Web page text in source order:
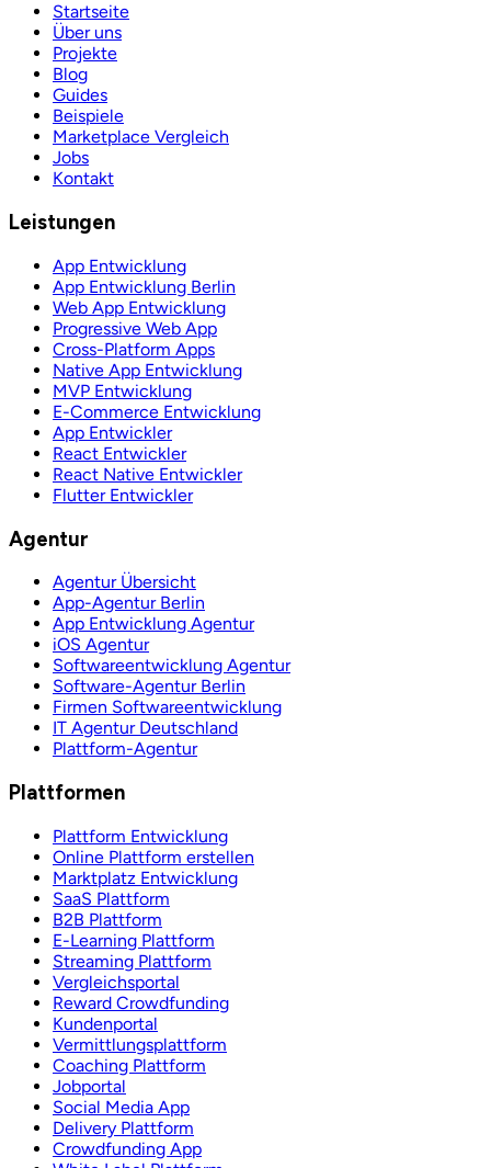
Startseite
Über uns
Projekte
Blog
Guides
Beispiele
Marketplace Vergleich
Jobs
Kontakt
Leistungen
App Entwicklung
App Entwicklung Berlin
Web App Entwicklung
Progressive Web App
Cross-Platform Apps
Native App Entwicklung
MVP Entwicklung
E-Commerce Entwicklung
App Entwickler
React Entwickler
React Native Entwickler
Flutter Entwickler
Agentur
Agentur Übersicht
App-Agentur Berlin
App Entwicklung Agentur
iOS Agentur
Softwareentwicklung Agentur
Software-Agentur Berlin
Firmen Softwareentwicklung
IT Agentur Deutschland
Plattform-Agentur
Plattformen
Plattform Entwicklung
Online Plattform erstellen
Marktplatz Entwicklung
SaaS Plattform
B2B Plattform
E-Learning Plattform
Streaming Plattform
Vergleichsportal
Reward Crowdfunding
Kundenportal
Vermittlungsplattform
Coaching Plattform
Jobportal
Social Media App
Delivery Plattform
Crowdfunding App